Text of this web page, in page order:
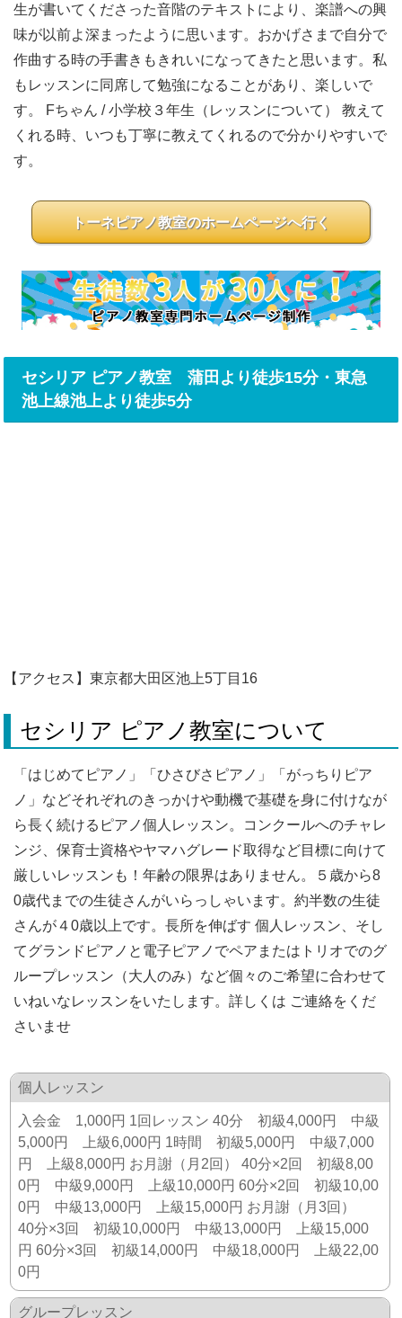
生が書いてくださった音階のテキストにより、楽譜への興
味が以前よ深まったように思います。おかげさまで自分で
作曲する時の手書きもきれいになってきたと思います。私
もレッスンに同席して勉強になることがあり、楽しいで
す。 Fちゃん / 小学校３年生（レッスンについて） 教えて
くれる時、いつも丁寧に教えてくれるので分かりやすいで
す。
トーネピアノ教室のホームページへ行く
セシリア ピアノ教室 蒲田より徒歩15分・東急
池上線池上より徒歩5分
【アクセス】東京都大田区池上5丁目16
セシリア ピアノ教室について
「はじめてピアノ」「ひさびさピアノ」「がっちりピア
ノ」などそれぞれのきっかけや動機で基礎を身に付けなが
ら長く続ける​ピアノ個人レッスン。コンクールへのチャレ
ンジ、保育士資格やヤマハグレード取得など目標に向けて
厳しいレッスンも！年齢の限界はありません。５歳から8
0歳代までの生徒さんがいらっしゃいます。約半数の生徒
さんが４0歳以上です。長所を伸ばす 個人レッスン、そし
てグランドピアノと電子ピアノでペアまたはトリオでのグ
ループレッスン（大人のみ）など個々のご希望に合わせて
いねいなレッスンをいたします。詳しくは ご連絡をくだ
さいませ
個人レッスン
入会金 1,000円 1回レッスン 40分 初級4,000円 中級
5,000円 上級6,000円 1時間 初級5,000円 中級7,000
円 上級8,000円 お月謝（月2回） 40分×2回 初級8,00
0円 中級9,000円 上級10,000円 60分×2回 初級10,00
0円 中級13,000円 上級15,000円 お月謝（月3回）
40分×3回 初級10,000円 中級13,000円 上級15,000
円 60分×3回 初級14,000円 中級18,000円 上級22,00
0円
グループレッスン